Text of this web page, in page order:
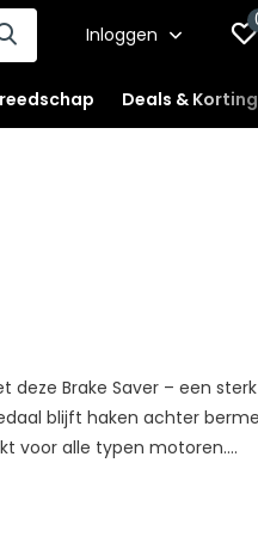
Inloggen
Deals &
Brake Saver – een sterk
blijft haken achter
voor alle typen motoren....